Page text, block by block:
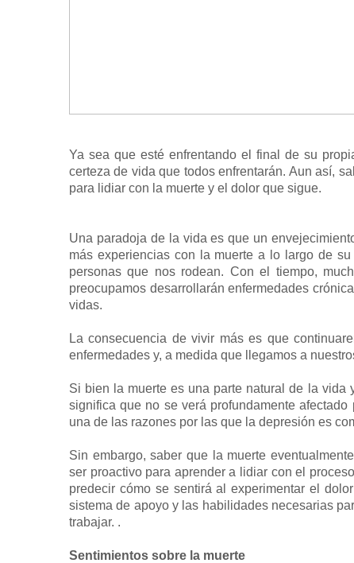
Ya sea que esté enfrentando el final de su
certeza de vida que todos enfrentarán. Aun así,
para lidiar con la muerte y el dolor que sigue.
Una paradoja de la vida es que un
más experiencias con la muerte a lo largo de
personas que nos rodean. Con el tiempo,
preocupamos desarrollarán enfermedades
vidas.
La consecuencia de vivir más es que
enfermedades y, a medida que llegamos a
Si bien la muerte es una parte natural de la
significa que no se verá profundamente
una de las razones por las que la depresión es
Sin embargo, saber que la muerte
ser proactivo para aprender a lidiar con el
predecir cómo se sentirá al experimentar el
sistema de apoyo y las habilidades necesarias
trabajar. .
Sentimientos sobre la muerte